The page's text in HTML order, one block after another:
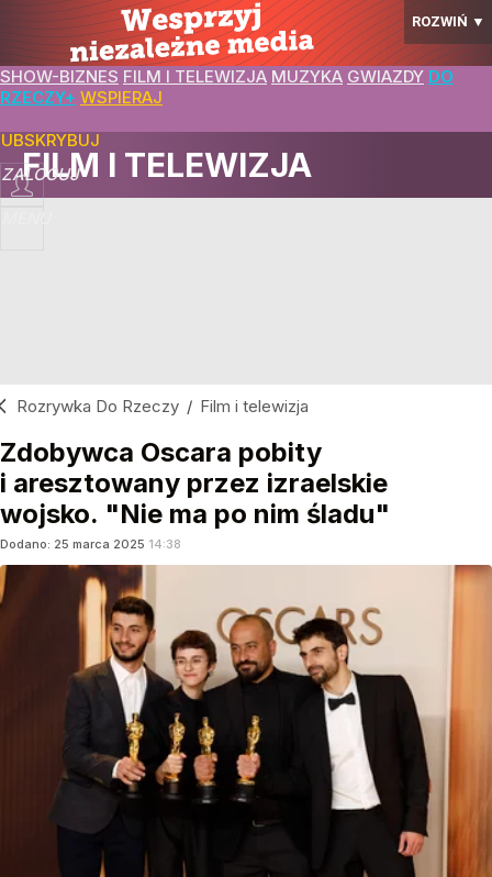
ROZWIŃ ▼
SHOW-BIZNES FILM I TELEWIZJA MUZYKA GWIAZDY DO
RZECZY+ WSPIERAJ
ZALOGUJ
FILM I TELEWIZJA
Rozrywka Do Rzeczy / Film i telewizja
Zdobywca Oscara pobity
i aresztowany przez izraelskie
wojsko. "Nie ma po nim śladu"
Dodano: 25 marca 2025 14:38